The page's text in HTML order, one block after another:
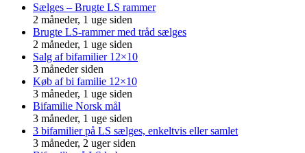
Sælges – Brugte LS rammer
2 måneder, 1 uge siden
Brugte LS-rammer med tråd sælges
2 måneder, 1 uge siden
Salg af bifamilier 12×10
3 måneder siden
Køb af bi familie 12×10
3 måneder, 1 uge siden
Bifamilie Norsk mål
3 måneder, 1 uge siden
3 bifamilier på LS sælges, enkeltvis eller samlet
3 måneder, 2 uger siden